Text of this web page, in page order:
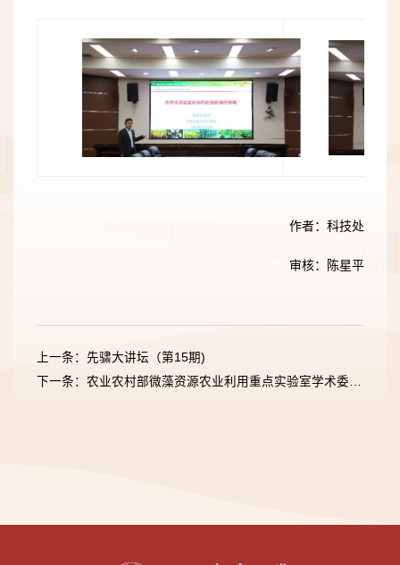
作者：科技处
审核：陈星平
上一条：先骕大讲坛（第15期)